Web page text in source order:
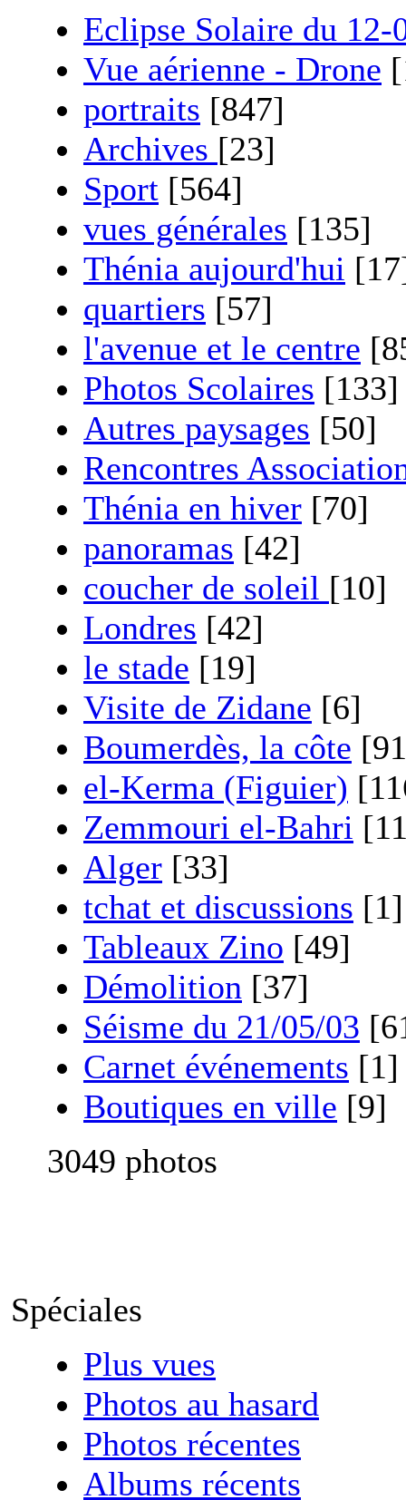
Eclipse Solaire du 12-
Vue aérienne - Drone
portraits [847]
Archives [23]
Sport [564]
vues générales [135]
Thénia aujourd'hui
quartiers [57]
l'avenue et le centre
Photos Scolaires [133]
Autres paysages [50]
Rencontres
Thénia en hiver [70]
panoramas [42]
coucher de soleil [10]
Londres [42]
le stade [19]
Visite de Zidane [6]
Boumerdès, la côte
el-Kerma (Figuier)
Zemmouri el-Bahri
Alger [33]
tchat et discussions [1]
Tableaux Zino [49]
Démolition [37]
Séisme du 21/05/03
Carnet événements [1]
Boutiques en ville [9]
3049 photos
Spéciales
Plus vues
Photos au hasard
Photos récentes
Albums récents